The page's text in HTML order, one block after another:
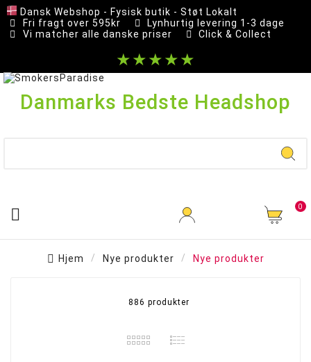
Dansk Webshop - Fysisk butik - Støt Lokalt
Fri fragt over 595kr
Lynhurtig levering 1-3 dage
Vi matcher alle danske priser
Click & Collect
★★★★★
Danmarks Bedste Headshop
 0
Hjem Nye produkter Nye produkter
886 produkter